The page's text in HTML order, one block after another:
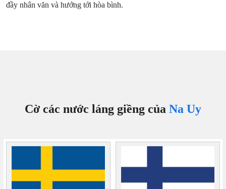
đầy nhân văn và hướng tới hòa bình.
Cờ các nước láng giềng của Na Uy